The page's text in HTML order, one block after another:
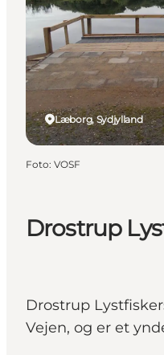
Oplevelser
Overnatning
Planlæg ferien
Drostrup
Drostrup
Vejen, og er et
Læborg, Sydjylland
Foto: VOSF